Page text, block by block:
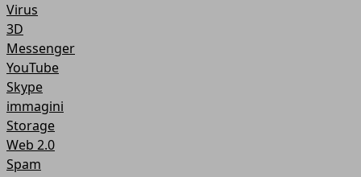
Virus
3D
Messenger
YouTube
Skype
immagini
Storage
Web 2.0
Spam